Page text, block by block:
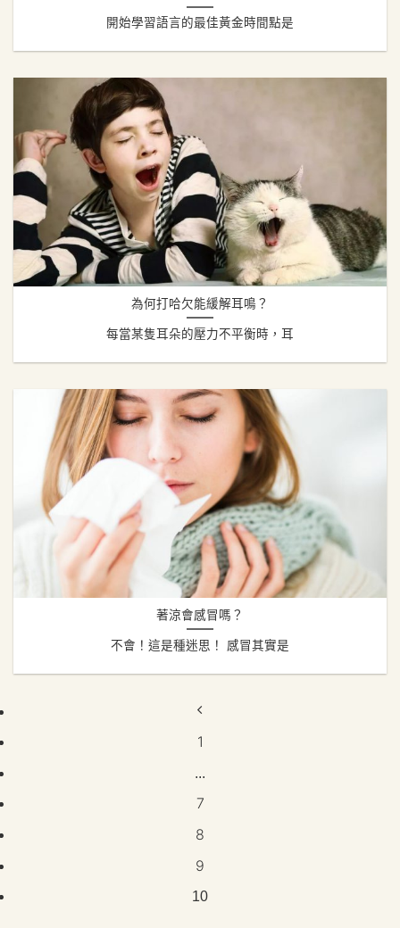
開始學習語言的最佳黃金時間點是
為何打哈欠能緩解耳鳴？
每當某隻耳朵的壓力不平衡時，耳
著涼會感冒嗎？
不會！這是種迷思！ 感冒其實是
1
...
7
8
9
10